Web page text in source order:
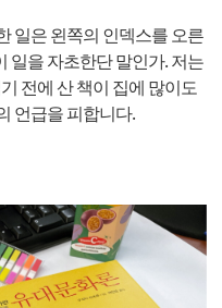
일은 왼쪽의 인덱스를 오른
일을 자초한단 말인가. 저는
전에 산 책이 집에 많이도
언급을 피합니다.